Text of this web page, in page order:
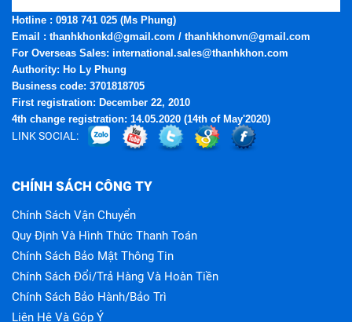
Hotline : 0918 741 025 (Ms Phung)
Email
: thanhkhonkd@gmail.com / thanhkhonvn@gmail.com
For Overseas Sales: international.sales@thanhkhon.com
Authority: Ho Ly Phung
Business code: 3701818705
First registration: December 22, 2010
4th change registration: 14.05.2020 (14th of May'2020)
LINK SOCIAL:
CHÍNH SÁCH CÔNG TY
Chính Sách Vận Chuyển
Quy Định Và Hình Thức Thanh Toán
Chính Sách Bảo Mật Thông Tin
Chính Sách Đổi/trả Hàng Và Hoàn Tiền
Chính Sách Bảo Hành/bảo Trì
Liên Hệ Và Góp Ý